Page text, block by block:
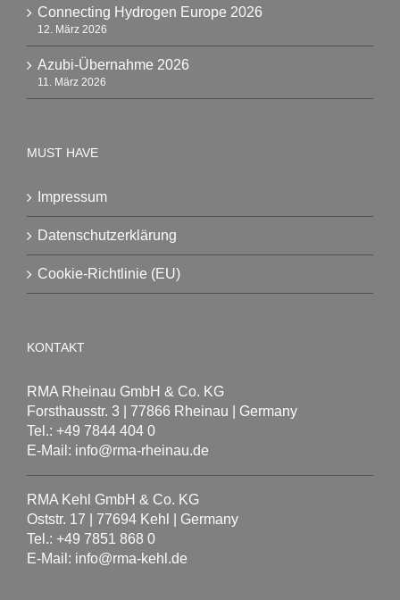
Connecting Hydrogen Europe 2026
12. März 2026
Azubi-Übernahme 2026
11. März 2026
MUST HAVE
Impressum
Datenschutzerklärung
Cookie-Richtlinie (EU)
KONTAKT
RMA Rheinau GmbH & Co. KG
Forsthausstr. 3 | 77866 Rheinau | Germany
Tel.: +49 7844 404 0
E-Mail: info@rma-rheinau.de
RMA Kehl GmbH & Co. KG
Oststr. 17 | 77694 Kehl | Germany
Tel.: +49 7851 868 0
E-Mail: info@rma-kehl.de